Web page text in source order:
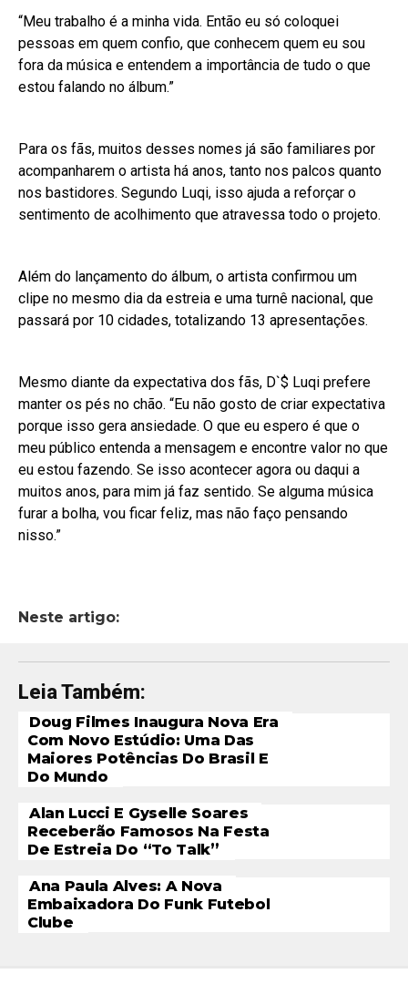
“Meu trabalho é a minha vida. Então eu só coloquei
pessoas em quem confio, que conhecem quem eu sou
fora da música e entendem a importância de tudo o que
estou falando no álbum.”
Para os fãs, muitos desses nomes já são familiares por
acompanharem o artista há anos, tanto nos palcos quanto
nos bastidores. Segundo Luqi, isso ajuda a reforçar o
sentimento de acolhimento que atravessa todo o projeto.
Além do lançamento do álbum, o artista confirmou um
clipe no mesmo dia da estreia e uma turnê nacional, que
passará por 10 cidades, totalizando 13 apresentações.
Mesmo diante da expectativa dos fãs, D`$ Luqi prefere
manter os pés no chão. “Eu não gosto de criar expectativa
porque isso gera ansiedade. O que eu espero é que o
meu público entenda a mensagem e encontre valor no que
eu estou fazendo. Se isso acontecer agora ou daqui a
muitos anos, para mim já faz sentido. Se alguma música
furar a bolha, vou ficar feliz, mas não faço pensando
nisso.”
Neste artigo:
Leia Também:
Doug Filmes Inaugura Nova Era
Com Novo Estúdio: Uma Das
Maiores Potências Do Brasil E
Do Mundo
Alan Lucci E Gyselle Soares
Receberão Famosos Na Festa
De Estreia Do “To Talk”
Ana Paula Alves: A Nova
Embaixadora Do Funk Futebol
Clube